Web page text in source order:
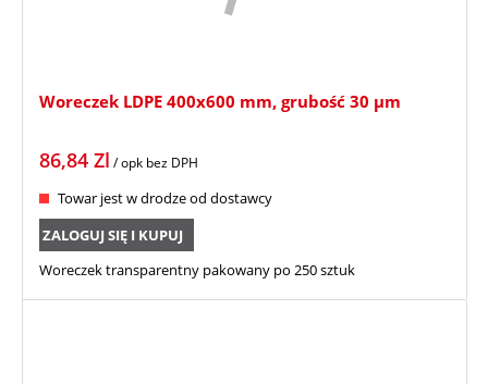
Woreczek LDPE 400x600 mm, grubość 30 µm
86,84 Zl / opk bez DPH
Towar jest w drodze od dostawcy
ZALOGUJ SIĘ I KUPUJ
Woreczek transparentny pakowany po 250 sztuk